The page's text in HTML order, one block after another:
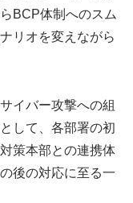
BCP体制へのスム
リオを変えながら
イバー攻撃への組
して、各部署の初
策本部との連携体
後の対応に至る一